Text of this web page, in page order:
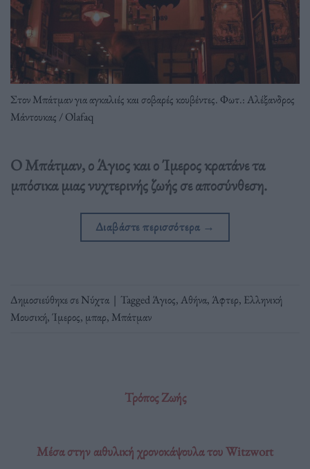
Στον Μπάτμαν για αγκαλιές και σοβαρές κουβέντες. Φωτ.: Αλέξανδρος
Μάντουκας / Olafaq
Ο Μπάτμαν, ο Άγιος και ο Ίμερος κρατάνε τα
μπόσικα μιας νυχτερινής ζωής σε αποσύνθεση.
Διαβάστε περισσότερα →
Δημοσιεύθηκε σεΝύχτα | TaggedΆγιος,Αθήνα,Άφτερ, Ελληνική
Μουσική,Ίμερος, μπαρ, Μπάτμαν
Τρόπος Ζωής
Μέσα στην αιθυλική χρονοκάψουλα του Witzwort